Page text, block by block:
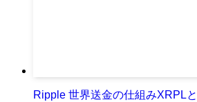
Ripple 世界送金の仕組みXRPL